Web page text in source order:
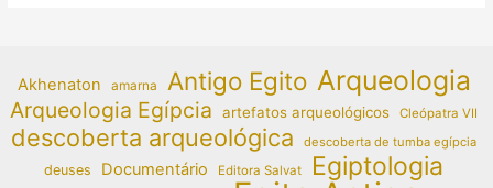
Akhenaton amarna Antigo Egito Arqueologia
Arqueologia Egípcia artefatos arqueológicos Cleópatra VII
descoberta arqueológica descoberta de tumba egípcia
deuses Documentário Editora Salvat Egiptologia